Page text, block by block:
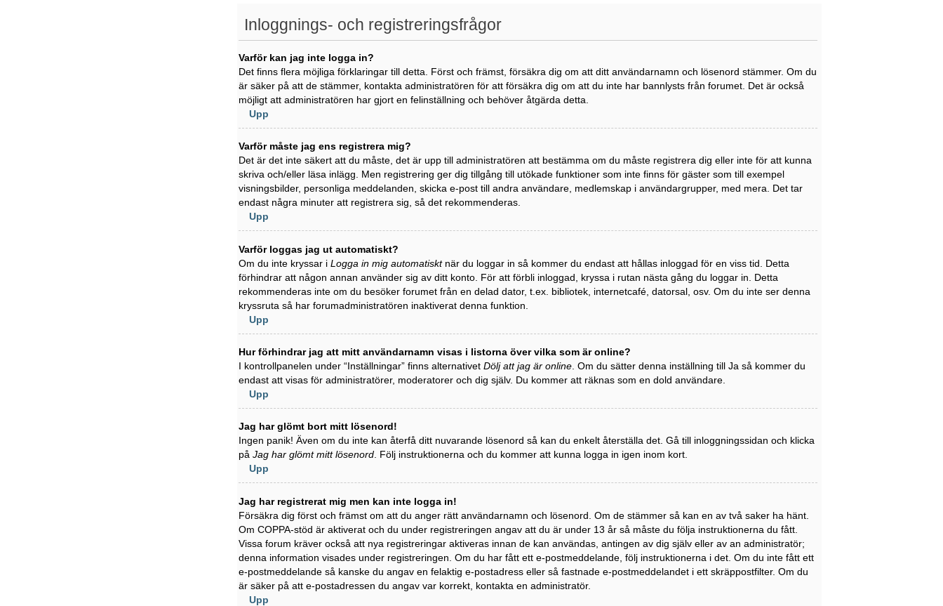
Inloggnings- och registreringsfrågor
Varför kan jag inte logga in?
Det finns flera möjliga förklaringar till detta. Först och främst, försäkra dig om att ditt användarnamn och lösenord stämmer. Om du
är säker på att de stämmer, kontakta administratören för att försäkra dig om att du inte har bannlysts från forumet. Det är också
möjligt att administratören har gjort en felinställning och behöver åtgärda detta.
Upp
Varför måste jag ens registrera mig?
Det är det inte säkert att du måste, det är upp till administratören att bestämma om du måste registrera dig eller inte för att kunna
skriva och/eller läsa inlägg. Men registrering ger dig tillgång till utökade funktioner som inte finns för gäster som till exempel
visningsbilder, personliga meddelanden, skicka e-post till andra användare, medlemskap i användargrupper, med mera. Det tar
endast några minuter att registrera sig, så det rekommenderas.
Upp
Varför loggas jag ut automatiskt?
Om du inte kryssar i Logga in mig automatisktnär du loggar in så kommer du endast att hållas inloggad för en viss tid. Detta
förhindrar att någon annan använder sig av ditt konto. För att förbli inloggad, kryssa i rutan nästa gång du loggar in. Detta
rekommenderas inte om du besöker forumet från en delad dator, t.ex. bibliotek, internetcafé, datorsal, osv. Om du inte ser denna
kryssruta så har forumadministratören inaktiverat denna funktion.
Upp
Hur förhindrar jag att mitt användarnamn visas i listorna över vilka som är online?
I kontrollpanelen under “Inställningar” finns alternativet Dölj att jag är online . Om du sätter denna inställning till Ja så kommer du
endast att visas för administratörer, moderatorer och dig själv. Du kommer att räknas som en dold användare.
Upp
Jag har glömt bort mitt lösenord!
Ingen panik! Även om du inte kan återfå ditt nuvarande lösenord så kan du enkelt återställa det. Gå till inloggningssidan och klicka
på Jag har glömt mitt lösenord. Följ instruktionerna och du kommer att kunna logga in igen inom kort.
Upp
Jag har registrerat mig men kan inte logga in!
Försäkra dig först och främst om att du anger rätt användarnamn och lösenord. Om de stämmer så kan en av två saker ha hänt.
Om COPPA-stöd är aktiverat och du under registreringen angav att du är under 13 år så måste du följa instruktionerna du fått.
Vissa forum kräver också att nya registreringar aktiveras innan de kan användas, antingen av dig själv eller av an administratör;
denna information visades under registreringen. Om du har fått ett e-postmeddelande, följ instruktionerna i det. Om du inte fått ett
e-postmeddelande så kanske du angav en felaktig e-postadress eller så fastnade e-postmeddelandet i ett skräppostfilter. Om du
är säker på att e-postadressen du angav var korrekt, kontakta en administratör.
Upp